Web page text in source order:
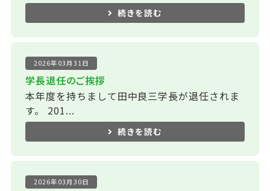
続きを読む
2026年03月31日
学長退任のご挨拶
本年度を持ちまして田中良三学長が退任されま
す。 201...
続きを読む
2026年03月30日